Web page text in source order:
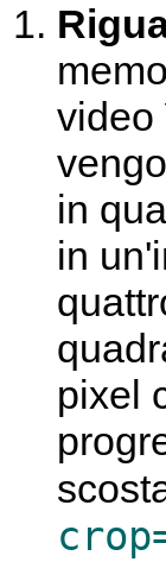
video
in
in
pixel